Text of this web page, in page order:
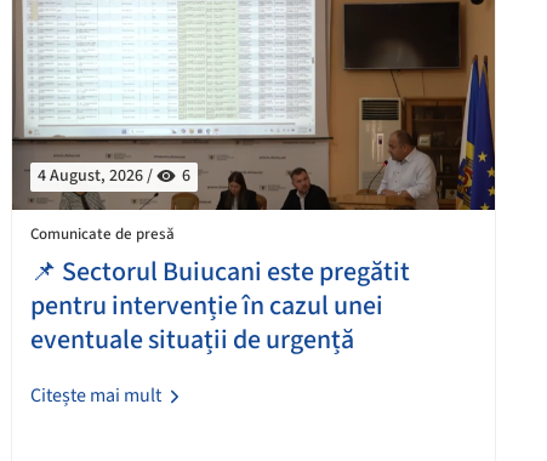
4 August, 2026 / 6
Comunicate de presă
📌 Sectorul Buiucani este pregătit
pentru intervenție în cazul unei
eventuale situații de urgență
Citește mai mult